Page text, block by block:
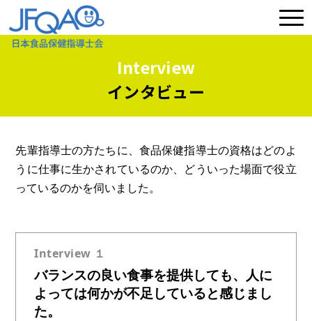
Interview
インタビュー
先輩指導士の方たちに、食品保健指導士の資格はどのよ
うに仕事に生かされているのか、どういった場面で役立
っているのかを伺いました。
Interview １
バランスの良い食事を提供しても、人に
よっては何かが不足していると感じまし
た。